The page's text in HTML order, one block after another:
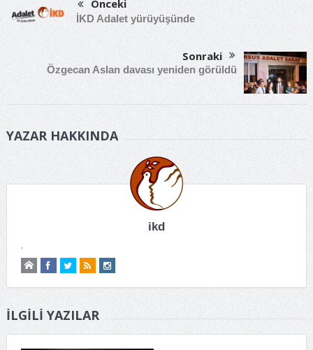
Önceki
İKD Adalet yürüyüşünde
Sonraki
Özgecan Aslan davası yeniden görüldü
YAZAR HAKKINDA
ikd
.
İLGILI YAZILAR